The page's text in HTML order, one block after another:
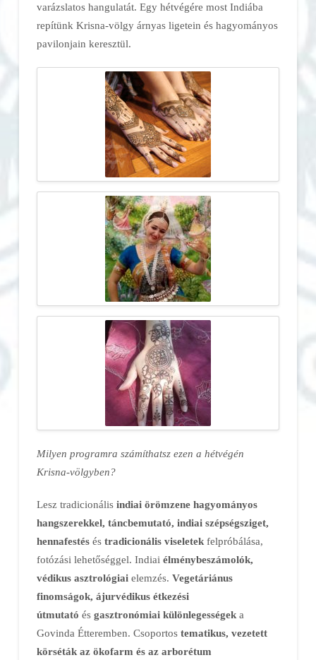
varázslatos hangulatát. Egy hétvégére most Indiába
repítünk Krisna-völgy árnyas ligetein és hagyományos
pavilonjain keresztül.
Milyen programra számíthatsz ezen a hétvégén
Krisna-völgyben?
Lesz tradicionális indiai örömzene hagyományos
hangszerekkel, táncbemutató, indiai szépségsziget,
hennafestésés tradicionális viseletekfelpróbálása,
fotózási lehetőséggel. Indiai élménybeszámolók,
védikus asztrológiaielemzés. Vegetáriánus
finomságok, ájurvédikus étkezési
útmutató és gasztronómiai különlegességeka
Govinda Étteremben. Csoportos tematikus, vezetett
körséták az ökofarm és az arborétum